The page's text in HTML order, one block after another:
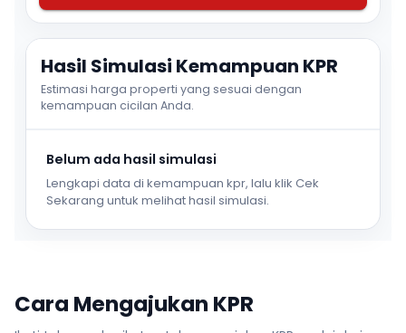
Hasil Simulasi Kemampuan KPR
Estimasi harga properti yang sesuai dengan
kemampuan cicilan Anda.
Belum ada hasil simulasi
Lengkapi data di kemampuan kpr, lalu klik Cek
Sekarang untuk melihat hasil simulasi.
Cara Mengajukan KPR